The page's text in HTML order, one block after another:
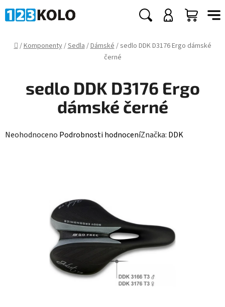
na
Hledat
KOŠÍK
Domů
/Komponenty/Sedla/Dámské/sedlo DDK D3176 Ergo dámské
černé
sedlo DDK D3176 Ergo
dámské černé
Průměrné
Neohodnoceno Podrobnosti hodnoceníZnačka: DDK